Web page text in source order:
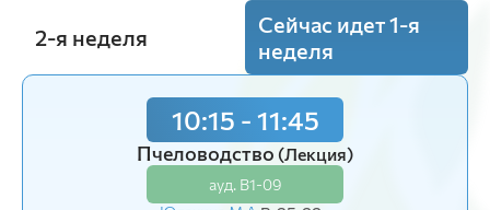
2-я неделя
Сейчас идет 1-я
неделя
10:15 - 11:45
Пчеловодство (Лекция)
ауд. В1-09
14:00 - 15:30
Экономика(Пр.)
ауд. В1-09